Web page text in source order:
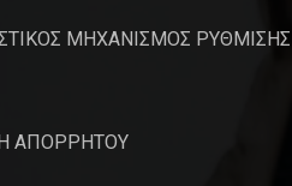
ΜΗΧΑΝΙΣΜΟΣ ΡΥΘΜΙΣΗΣ
ΑΠΟΡΡΗΤΟΥ